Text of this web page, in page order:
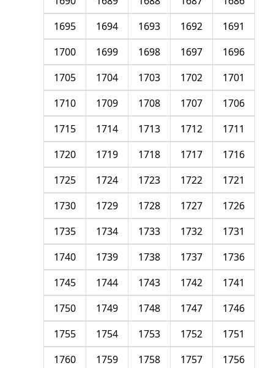
1691
1692
1693
1694
1695
1696
1697
1698
1699
1700
1701
1702
1703
1704
1705
1706
1707
1708
1709
1710
1711
1712
1713
1714
1715
1716
1717
1718
1719
1720
1721
1722
1723
1724
1725
1726
1727
1728
1729
1730
1731
1732
1733
1734
1735
1736
1737
1738
1739
1740
1741
1742
1743
1744
1745
1746
1747
1748
1749
1750
1751
1752
1753
1754
1755
1756
1757
1758
1759
1760